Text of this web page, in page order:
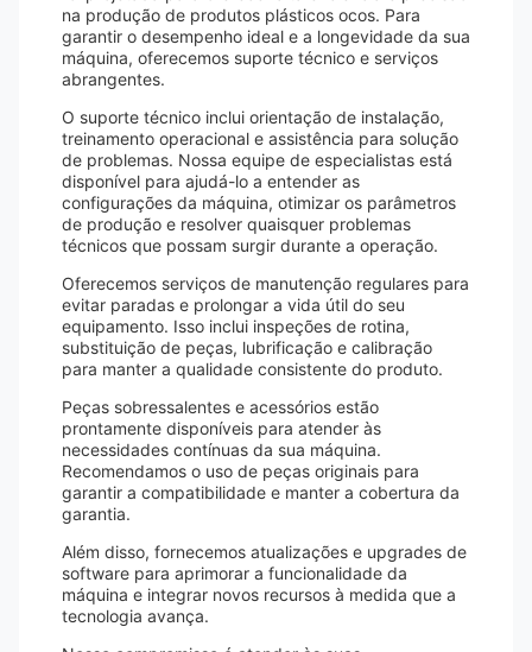
na produção de produtos plásticos ocos. Para
garantir o desempenho ideal e a longevidade da sua
máquina, oferecemos suporte técnico e serviços
abrangentes.
O suporte técnico inclui orientação de instalação,
treinamento operacional e assistência para solução
de problemas. Nossa equipe de especialistas está
disponível para ajudá-lo a entender as
configurações da máquina, otimizar os parâmetros
de produção e resolver quaisquer problemas
técnicos que possam surgir durante a operação.
Oferecemos serviços de manutenção regulares para
evitar paradas e prolongar a vida útil do seu
equipamento. Isso inclui inspeções de rotina,
substituição de peças, lubrificação e calibração
para manter a qualidade consistente do produto.
Peças sobressalentes e acessórios estão
prontamente disponíveis para atender às
necessidades contínuas da sua máquina.
Recomendamos o uso de peças originais para
garantir a compatibilidade e manter a cobertura da
garantia.
Além disso, fornecemos atualizações e upgrades de
software para aprimorar a funcionalidade da
máquina e integrar novos recursos à medida que a
tecnologia avança.